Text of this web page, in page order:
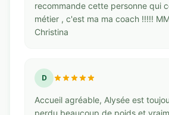
recommande cette personne qui
métier , c'est ma ma coach !!!!!
Christina
D
Accueil agréable, Alysée est
perdu beaucoup de poids et